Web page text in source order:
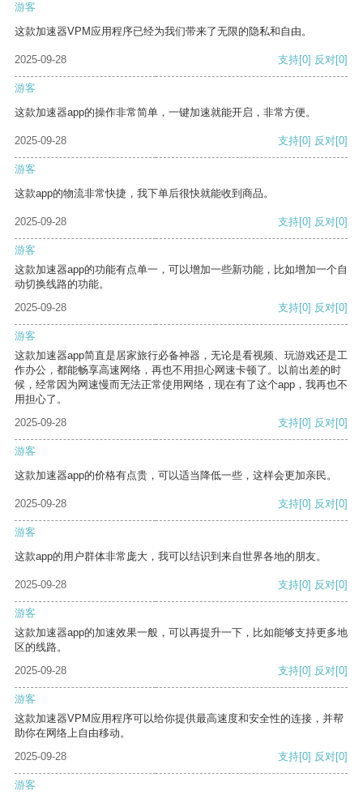
游客
这款加速器VPM应用程序已经为我们带来了无限的隐私和自由。
2025-09-28 支持[0] 反对[0]
游客
这款加速器app的操作非常简单，一键加速就能开启，非常方便。
2025-09-28 支持[0] 反对[0]
游客
这款app的物流非常快捷，我下单后很快就能收到商品。
2025-09-28 支持[0] 反对[0]
游客
这款加速器app的功能有点单一，可以增加一些新功能，比如增加一个自
动切换线路的功能。
2025-09-28
支持[0] 反对[0]
游客
这款加速器app简直是居家旅行必备神器，无论是看视频、玩游戏还是工
作办公，都能畅享高速网络，再也不用担心网速卡顿了。以前出差的时
候，经常因为网速慢而无法正常使用网络，现在有了这个app，我再也不
用担心了。
2025-09-28
支持[0] 反对[0]
游客
这款加速器app的价格有点贵，可以适当降低一些，这样会更加亲民。
2025-09-28 支持[0] 反对[0]
游客
这款app的用户群体非常庞大，我可以结识到来自世界各地的朋友。
2025-09-28 支持[0] 反对[0]
游客
这款加速器app的加速效果一般，可以再提升一下，比如能够支持更多地
区的线路。
2025-09-28
支持[0] 反对[0]
游客
这款加速器VPM应用程序可以给你提供最高速度和安全性的连接，并帮
助你在网络上自由移动。
2025-09-28
支持[0] 反对[0]
游客